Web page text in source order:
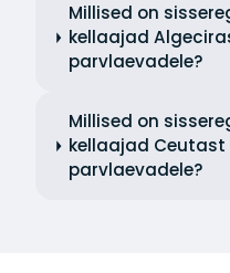
Millised on
kellaajad
parvlaevadele?
Millised on
kellaajad Ceutast
parvlaevadele?